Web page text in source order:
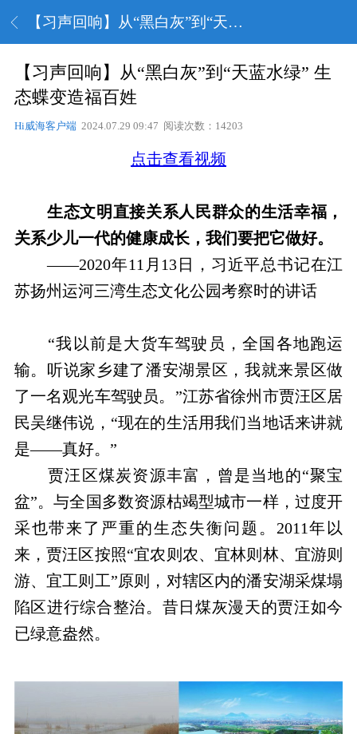
【习声回响】从“黑白灰”到“天蓝水绿” 生态蝶变造福百姓
【习声回响】从“黑白灰”到“天蓝水绿” 生
态蝶变造福百姓
Hi威海客户端2024.07.29 09:47 阅读次数：14203
点击查看视频
生态文明直接关系人民群众的生活幸福，
关系少儿一代的健康成长，我们要把它做好。
——2020年11月13日，习近平总书记在江
苏扬州运河三湾生态文化公园考察时的讲话
“我以前是大货车驾驶员，全国各地跑运
输。听说家乡建了潘安湖景区，我就来景区做
了一名观光车驾驶员。”江苏省徐州市贾汪区居
民吴继伟说，“现在的生活用我们当地话来讲就
是——真好。”
贾汪区煤炭资源丰富，曾是当地的“聚宝
盆”。与全国多数资源枯竭型城市一样，过度开
采也带来了严重的生态失衡问题。2011年以
来，贾汪区按照“宜农则农、宜林则林、宜游则
游、宜工则工”原则，对辖区内的潘安湖采煤塌
陷区进行综合整治。昔日煤灰漫天的贾汪如今
已绿意盎然。